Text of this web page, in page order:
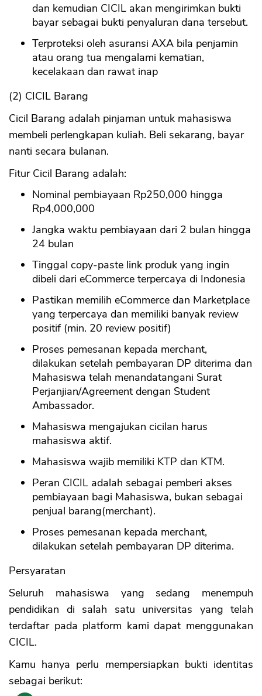
dan kemudian CICIL akan mengirimkan bukti
bayar sebagai bukti penyaluran dana tersebut.
Terproteksi oleh asuransi AXA bila penjamin
atau orang tua mengalami kematian,
kecelakaan dan rawat inap
(2) CICIL Barang
Cicil Barang adalah pinjaman untuk mahasiswa
membeli perlengkapan kuliah. Beli sekarang, bayar
nanti secara bulanan.
Fitur Cicil Barang adalah:
Nominal pembiayaan Rp250,000 hingga
Rp4,000,000
Jangka waktu pembiayaan dari 2 bulan hingga
24 bulan
Tinggal copy-paste link produk yang ingin
dibeli dari eCommerce terpercaya di Indonesia
Pastikan memilih eCommerce dan Marketplace
yang terpercaya dan memiliki banyak review
positif (min. 20 review positif)
Proses pemesanan kepada merchant,
dilakukan setelah pembayaran DP diterima dan
Mahasiswa telah menandatangani Surat
Perjanjian/Agreement dengan Student
Ambassador.
Mahasiswa mengajukan cicilan harus
mahasiswa aktif.
Mahasiswa wajib memiliki KTP dan KTM.
Peran CICIL adalah sebagai pemberi akses
pembiayaan bagi Mahasiswa, bukan sebagai
penjual barang(merchant).
Proses pemesanan kepada merchant,
dilakukan setelah pembayaran DP diterima.
Persyaratan
Seluruh mahasiswa yang sedang menempuh
pendidikan di salah satu universitas yang telah
terdaftar pada platform kami dapat menggunakan
CICIL.
Kamu hanya perlu mempersiapkan bukti identitas
sebagai berikut: